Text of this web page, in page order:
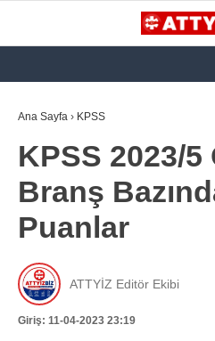
KATEGORİLER
GÜNDEM
112 ACİL
ATT
PARAMEDİK (AABT)
Ana Sayfa › KPSS
KPSS 2023/
Branş
Puanlar
ATTYİZ Editör Ekibi
Giriş: 11-04-2023 23:19